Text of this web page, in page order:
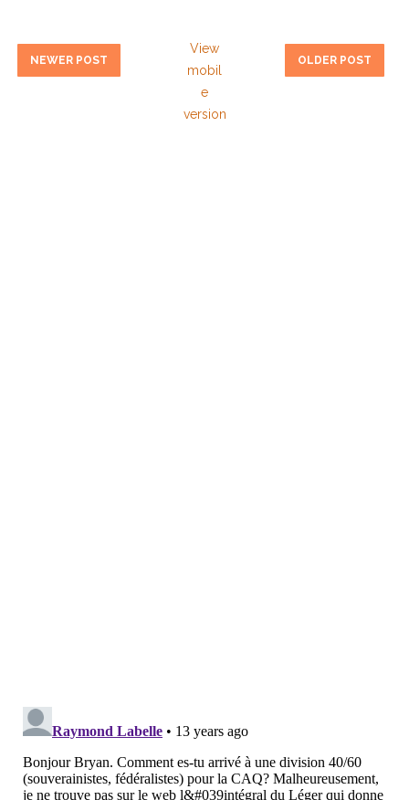
NEWER POST OLDER POST
View
mobil
e
version